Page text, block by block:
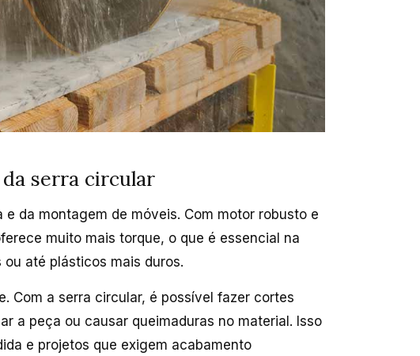
serra circular
da montagem de móveis. Com motor robusto e
muito mais torque, o que é essencial na
ou até plásticos mais duros.
Com a serra circular, é possível fazer cortes
a peça ou causar queimaduras no material. Isso
e projetos que exigem acabamento